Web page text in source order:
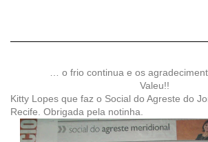
… o frio continua e os
Valeu!!
Kitty Lopes que faz o Social do Agreste do
Recife. Obrigada pela notinha.